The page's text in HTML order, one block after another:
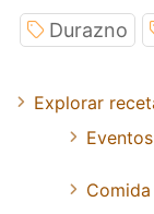
Durazno
Explorar
Comida